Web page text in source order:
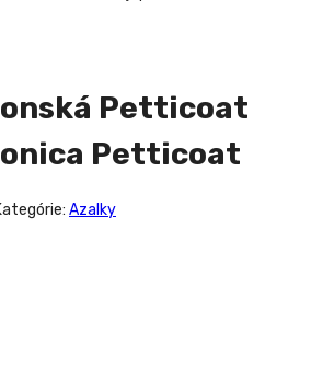
Petticoat
Petticoat
Azalky